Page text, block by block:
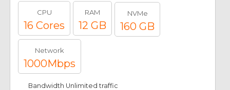
CPU
16 Cores
RAM
12 GB
NVMe
160 GB
Network
1000Mbps
Bandwidth Unlimited traffic